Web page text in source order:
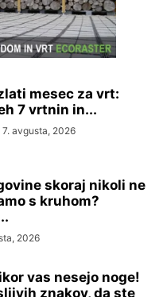
mesec za vrt:
7 vrtnin in...
7. avgusta, 2026
skoraj nikoli ne
s kruhom?
2026
vas nesejo noge!
znakov, da ste